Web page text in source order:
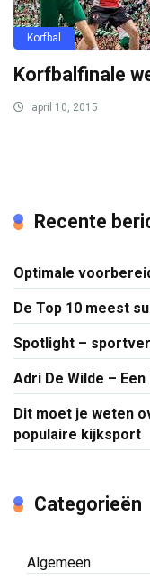
Korfbal
Korfbalfinale
april 10, 2015
Recente
Optimale
De Top 10 meest
Spotlight –
Adri De Wilde –
Dit moet je weten
populaire kijksport
Categorieën
Algemeen